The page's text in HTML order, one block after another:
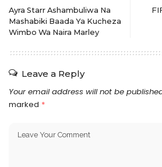
Ayra Starr Ashambuliwa Na
Mashabiki Baada Ya Kucheza
Wimbo Wa Naira Marley
Leave a Reply
Your email address will not be
marked *